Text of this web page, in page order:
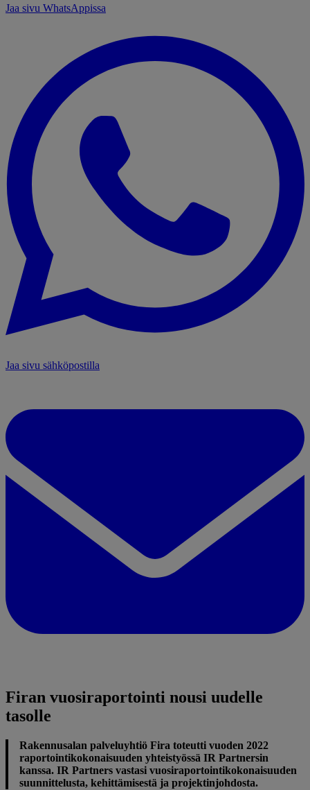
Jaa sivu WhatsAppissa
Jaa sivu sähköpostilla
Firan vuosiraportointi nousi uudelle
tasolle
Rakennusalan palveluyhtiö Fira toteutti vuoden 2022
raportointikokonaisuuden yhteistyössä IR Partnersin
kanssa. IR Partners vastasi vuosiraportointikokonaisuuden
suunnittelusta, kehittämisestä ja projektinjohdosta.